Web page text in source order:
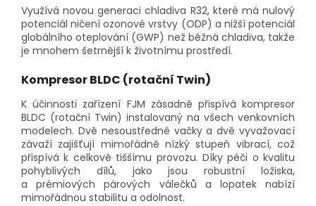
Využívá novou generaci chladiva R32, které má nulový
potenciál ničení ozonové vrstvy (ODP) a nižší potenciál
globálního oteplování (GWP) než běžná chladiva, takže
je mnohem šetrnější k životnímu prostředí.
Kompresor BLDC (rotační Twin)
K účinnosti zařízení FJM zásadně přispívá kompresor
BLDC (rotační Twin) instalovaný na všech venkovních
modelech. Dvě nesoustředné vačky a dvě vyvažovací
závaží zajišťují mimořádně nízký stupeň vibrací, což
přispívá k celkově tiššímu provozu. Díky péči o kvalitu
pohyblivých dílů, jako jsou robustní ložiska,
a prémiových párových válečků a lopatek nabízí
mimořádnou stabilitu a odolnost.